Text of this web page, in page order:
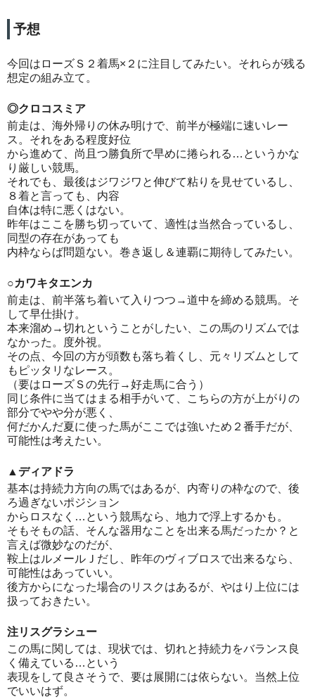
予想
今回はローズＳ２着馬×２に注目してみたい。それらが残る
想定の組み立て。
◎クロコスミア
前走は、海外帰りの休み明けで、前半が極端に速いレー
ス。それをある程度好位
から進めて、尚且つ勝負所で早めに捲られる…というかな
り厳しい競馬。
それでも、最後はジワジワと伸びて粘りを見せているし、
８着と言っても、内容
自体は特に悪くはない。
昨年はここを勝ち切っていて、適性は当然合っているし、
同型の存在があっても
内枠ならば問題ない。巻き返し＆連覇に期待してみたい。
○カワキタエンカ
前走は、前半落ち着いて入りつつ→道中を締める競馬。そ
して早仕掛け。
本来溜め→切れということがしたい、この馬のリズムでは
なかった。度外視。
その点、今回の方が頭数も落ち着くし、元々リズムとして
もピッタリなレース。
（要はローズＳの先行→好走馬に合う）
同じ条件に当てはまる相手がいて、こちらの方が上がりの
部分でやや分が悪く、
何だかんだ夏に使った馬がここでは強いため２番手だが、
可能性は考えたい。
▲ディアドラ
基本は持続力方向の馬ではあるが、内寄りの枠なので、後
ろ過ぎないポジション
からロスなく…という競馬なら、地力で浮上するかも。
そもそもの話、そんな器用なことを出来る馬だったか？と
言えば微妙なのだが、
鞍上はルメールＪだし、昨年のヴィブロスで出来るなら、
可能性はあっていい。
後方からになった場合のリスクはあるが、やはり上位には
扱っておきたい。
注リスグラシュー
この馬に関しては、現状では、切れと持続力をバランス良
く備えている…という
表現をして良さそうで、要は展開には依らない。当然上位
でいいはず。